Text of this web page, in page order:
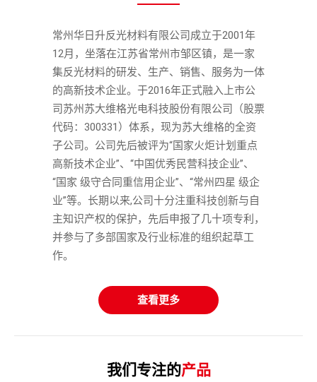
常州华日升反光材料有限公司成立于2001年
12月，坐落在江苏省常州市邹区镇，是一家
集反光材料的研发、生产、销售、服务为一体
的高新技术企业。于2016年正式融入上市公
司苏州苏大维格光电科技股份有限公司（股票
代码：300331）体系，现为苏大维格的全资
子公司。公司先后被评为“国家火炬计划重点
高新技术企业”、“中国优秀民营科技企业”、
“国家 级守合同重信用企业”、“常州四星 级企
业”等。长期以来,公司十分注重科技创新与自
主知识产权的保护，先后申报了几十项专利，
并参与了多部国家及行业标准的组织起草工
作。
查看更多
我们专注的产品